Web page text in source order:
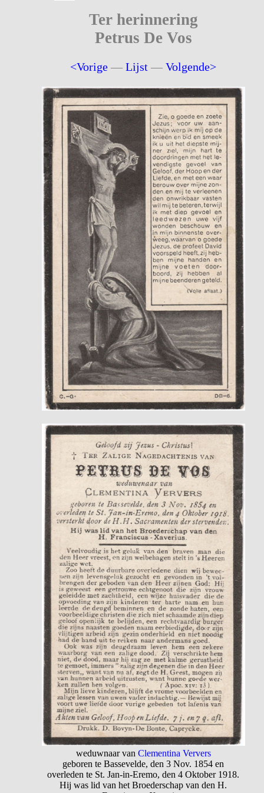
Ter herinnering
Petrus De Vos
<Vorige —Lijst —Volgende>
weduwnaar van Clementina Ververs
geboren te Bassevelde, den 3 Nov. 1854 en
overleden te St. Jan-in-Eremo, den 4 Oktober 1918.
Hij was lid van het Broederschap van den H.